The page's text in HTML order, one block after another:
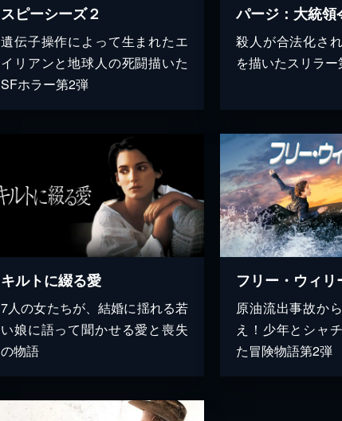
スピーシーズ２
遺伝子操作によって生まれたエ
イリアンと地球人の死闘描いた
SFホラー第2弾
パージ：大統領
殺人が合法化さ
を描いたスリラ
キルトに綴る愛
7人の女たちが、結婚に揺れる若
い娘に語って聞かせる愛と喪失
の物語
フリー・ウィリ
原油流出事故か
え！少年とシャ
た冒険物語第2弾